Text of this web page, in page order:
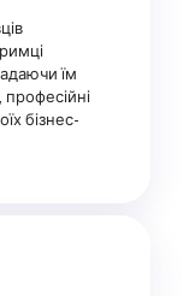
їм
бізнес-